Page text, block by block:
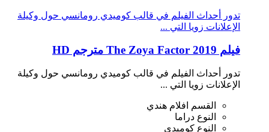
تدور أحداث الفيلم في قالب كوميدي رومانسي حول وكيلة
اﻹعلانات زويا التي ...
فيلم The Zoya Factor 2019 مترجم HD
تدور أحداث الفيلم في قالب كوميدي رومانسي حول وكيلة
اﻹعلانات زويا التي ...
القسم
افلام هندي
النوع دراما
النوع كوميدي